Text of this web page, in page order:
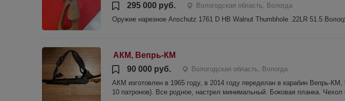
295 000 руб.
Вологодская область, Вологда
Оружие нарезное Anschutz 1761 D HB Walnut Thumbhole .22LR 51.5
АКМ, Вепрь-КМ
90 000 руб.
Вологодская область, Вологда
АКМ изготовлен в 1965 году, в 2014 году переделан в карабин Вепрь-
10 патронов). Все родное, настрел минимальный. Боковая планка.